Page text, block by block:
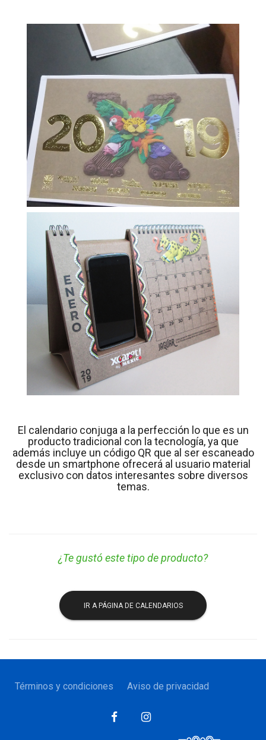
El calendario conjuga a la perfección lo que es un
producto tradicional con la tecnología, ya que
además incluye un código QR que al ser escaneado
desde un smartphone ofrecerá al usuario material
exclusivo con datos interesantes sobre diversos
temas.
¿Te gustó este tipo de producto?
IR A PÁGINA DE CALENDARIOS
Términos y condiciones Aviso de privacidad